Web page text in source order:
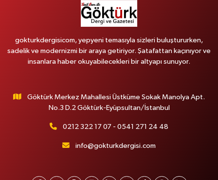
gokturkdergisicom, yepyeni temasıyla sizleri buluştururken,
sadelik ve modernizmi bir araya getiriyor. Şatafattan kaçınıyor ve
insanlara haber okuyabilecekleri bir altyapı sunuyor.
Göktürk Merkez Mahallesi Üstküme Sokak Manolya Apt.
No.3 D.2 Göktürk-Eyüpsultan/İstanbul
0212 322 17 07 - 0541 271 24 48
info@gokturkdergisi.com